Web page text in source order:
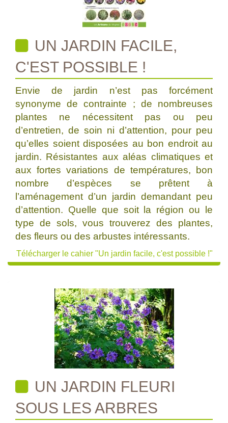
UN JARDIN FACILE,
C'EST POSSIBLE !
Envie de jardin n’est pas forcément
synonyme de contrainte ; de nombreuses
plantes ne nécessitent pas ou peu
d’entretien, de soin ni d’attention, pour peu
qu’elles soient disposées au bon endroit au
jardin. Résistantes aux aléas climatiques et
aux fortes variations de températures, bon
nombre d’espèces se prêtent à
l’aménagement d’un jardin demandant peu
d’attention. Quelle que soit la région ou le
type de sols, vous trouverez des plantes,
des fleurs ou des arbustes intéressants.
Télécharger le cahier "Un jardin facile, c'est possible !"
UN JARDIN FLEURI
SOUS LES ARBRES